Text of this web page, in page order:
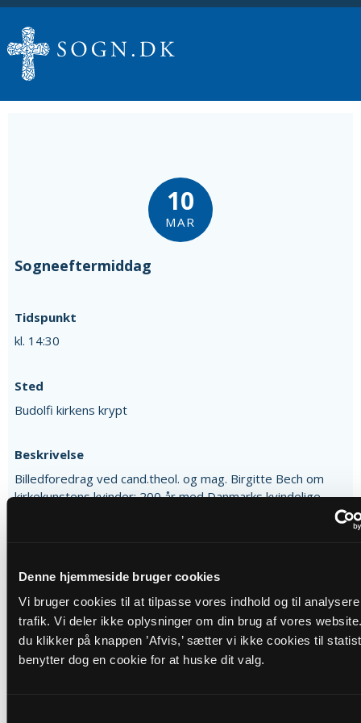
Denne hjemmeside bruger cookies
Vi bruger cookies til at tilpasse vores indhold og til
trafik. Vi deler ikke oplysninger om din brug af vores
du klikker på knappen ’Afvis,’ sætter vi ikke cookies til
benytter dog en cookie for at huske dit valg.
10
MAR
Sogneeftermiddag
Tidspunkt
kl. 14:30
Sted
Budolfi kirkens krypt
Beskrivelse
Billedforedrag ved cand.theol. og mag. Birgitte Bech om
kirkekunstens kvinder: 200 år med Danmarks kvindelige
kirkekunstnere - fra pionertidens forhindringsløb til nutidig
dansk kirke sit første værk af en kvindelig kunstner: Mariane
Stub. Også større kvindelige talenter måtte kæmpe med
barrierer i et Danmark, for hvem Kunstakademiet så vel
som mandlige kunstkritikeres udgivelser længe var lukket
land. Men kvindernes professionelle kamp lykkedes